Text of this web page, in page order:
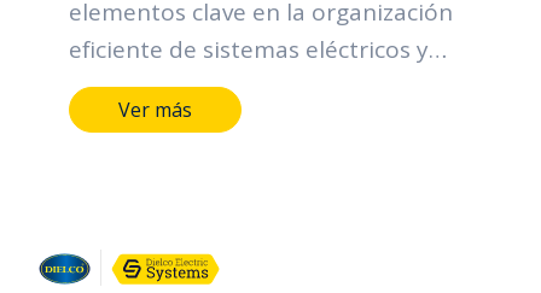
elementos clave en la organización
eficiente de sistemas eléctricos y
electrónicos. Sus funciones incluyen
facilitar la distribución ordenada de
tamaños de cables, permitir una
Ver más